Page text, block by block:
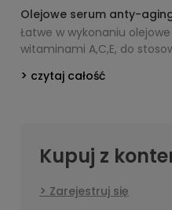
Olejowe serum anty-
Łatwe w wykonaniu
witaminami A,C,E, do
czytaj całość
Kupuj z
Zarejestruj się